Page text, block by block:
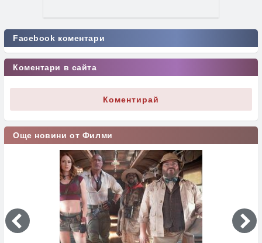
Facebook коментари
Коментари в сайта
Коментирай
Още новини от Филми